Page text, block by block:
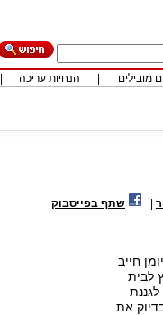
מובילים הנחיות עריכה
שתף בפייסבוק
חייב
לבית
את